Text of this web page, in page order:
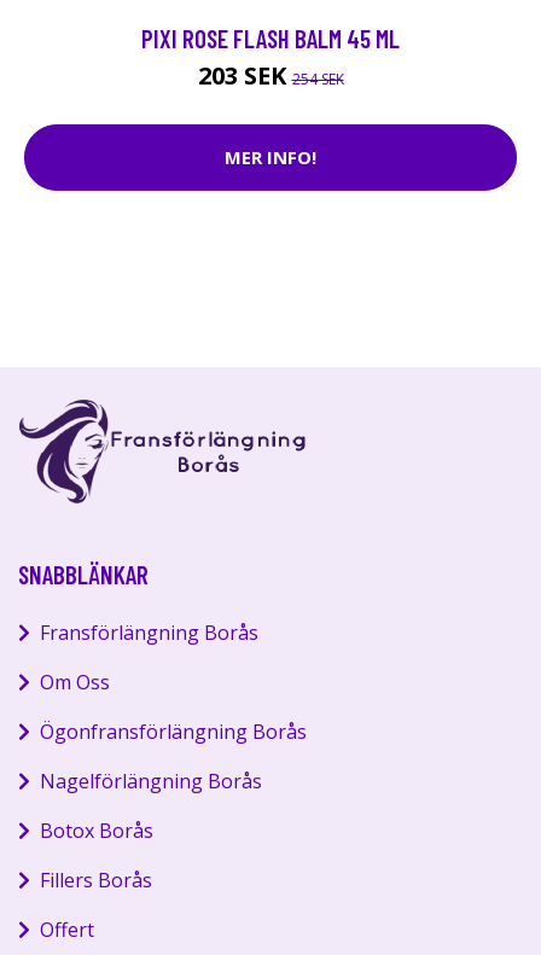
PIXI ROSE FLASH BALM 45 ML
203 SEK254 SEK
MER INFO!
SNABBLÄNKAR
Fransförlängning Borås
Om Oss
Ögonfransförlängning Borås
Nagelförlängning Borås
Botox Borås
Fillers Borås
Offert